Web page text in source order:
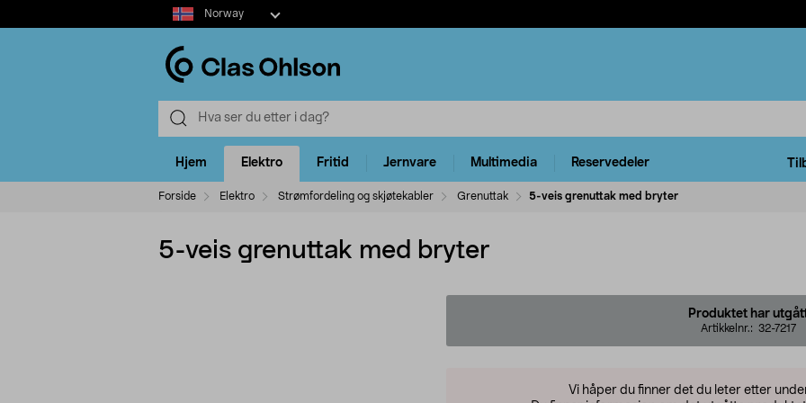
Select
market
Norway
Hjem Elektro Fritid Jernvare Multimedia Reservedeler
Forside Elektro Strømfordeling og skjøtekabler Grenuttak 5-veis grenuttak med bryter
5-veis grenuttak med bryter
Produktet har
Artikkelnr.: 32-7217
Vi håper du finner det du leter etter